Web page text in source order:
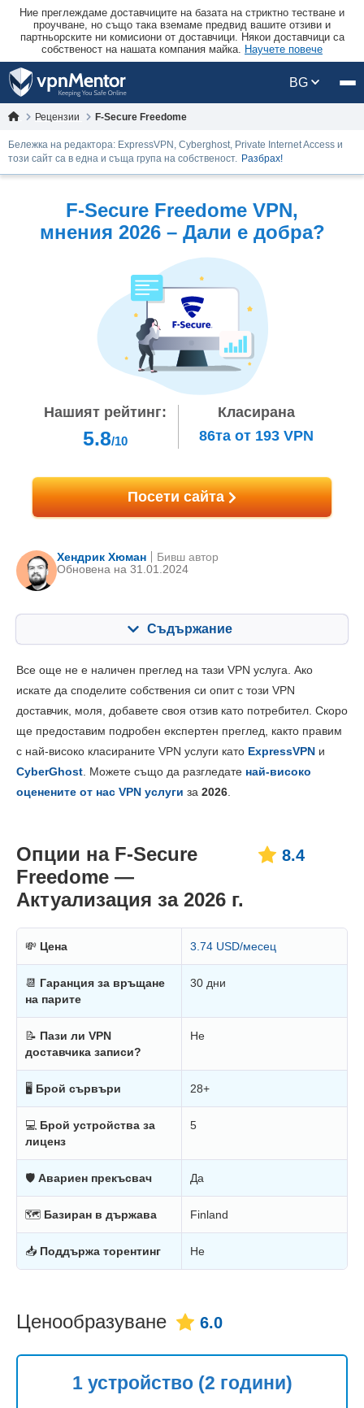
Ние преглеждаме доставчиците на базата на стриктно тестване и
проучване, но също така вземаме предвид вашите отзиви и
партньорските ни комисиони от доставчици. Някои доставчици са
собственост на нашата компания майка. Научете повече
BG
Рецензии F-Secure Freedome
Бележка на редактора: ExpressVPN, Cyberghost, Private Internet Access и
този сайт са в една и съща група на собственост. Разбрах!
F-Secure Freedome VPN,
мнения 2026 – Дали е добра?
Нашият рейтинг:
5.8/10
Класирана
86тa от 193 VPN
Посети сайта
Хендрик Хюман
Oбновена на 31.01.2024
Бивш автор
Съдържание
Ключови опции 8.4
Инсталиране и приложения 8.6
Надеждност и поддръжка 8.3
Все още не е наличен преглед на тази VPN услуга. Ако
искате да споделите собствения си опит с този VPN
доставчик, моля, добавете своя отзив като потребител. Скоро
ще предоставим подробен експертен преглед, както правим
с най-високо класираните VPN услуги като ExpressVPN и
CyberGhost . Можете също да разгледате най-високо
оценените от нас VPN услуги за 2026
Опции на F-Secure
Freedome —
Актуализация за 2026 г.
8.4
💸 Цена 3.74 USD/месец
📆 Гаранция за връщане
на парите
30 дни
📝 Пази ли VPN
доставчика записи?
Не
🖥 Брой сървъри 28+
💻 Брой устройства за
лиценз
5
🛡 Авариен прекъсвач Да
🗺 Базиран в държава Finland
📥 Поддържа торентинг Не
Ценообразуване 6.0
1 устройство (2 години)